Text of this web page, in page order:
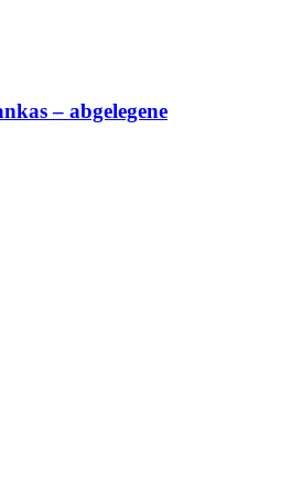
– abgelegene